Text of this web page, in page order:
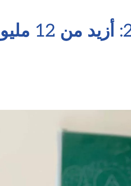
الدخول